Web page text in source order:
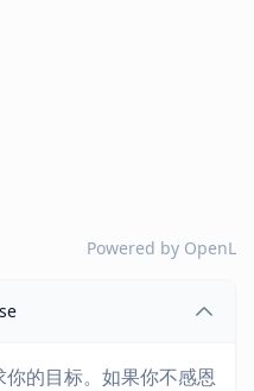
Powered by OpenL
的目标。如果你不感恩